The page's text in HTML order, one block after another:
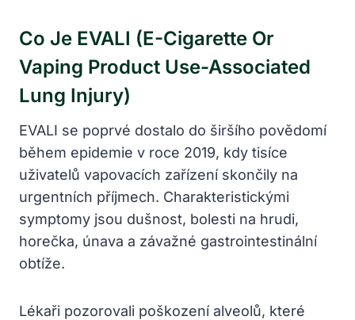
Co Je EVALI (E-Cigarette Or
Vaping Product Use-Associated
Lung Injury)
EVALI se poprvé dostalo do širšího povědomí
během epidemie v roce 2019, kdy tisíce
uživatelů vapovacích zařízení skončily na
urgentních příjmech. Charakteristickými
symptomy jsou dušnost, bolesti na hrudi,
horečka, únava a závažné gastrointestinální
obtíže.
Lékaři pozorovali poškození alveolů, které